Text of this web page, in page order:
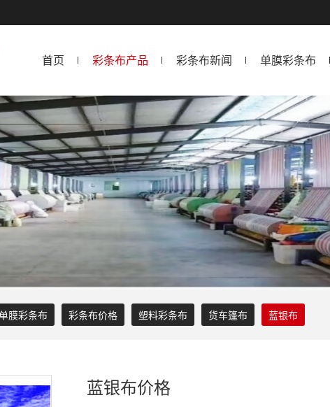
首页 彩条布产品 彩条布新闻 单膜彩条布
膜彩条布 彩条布价格 塑料彩条布 货车篷布 蓝银布
蓝银布价格